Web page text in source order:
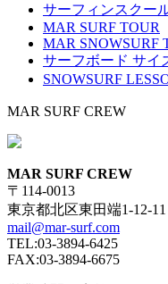
サーフィンスクー
MAR SURF TOUR
MAR SNOWSURF
サーフボード サイ
SNOWSURF
MAR SURF CREW
MAR SURF CREW
〒114-0013
東京都北区東田端1-12-11
mail@mar-surf.com
TEL:03-3894-6425
FAX:03-3894-6675